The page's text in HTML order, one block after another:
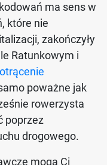
ma sens w
które nie
zakończyły
Ratunkowym i
poważne jak
rowerzysta
poprzez
drogowego.
mogą Ci